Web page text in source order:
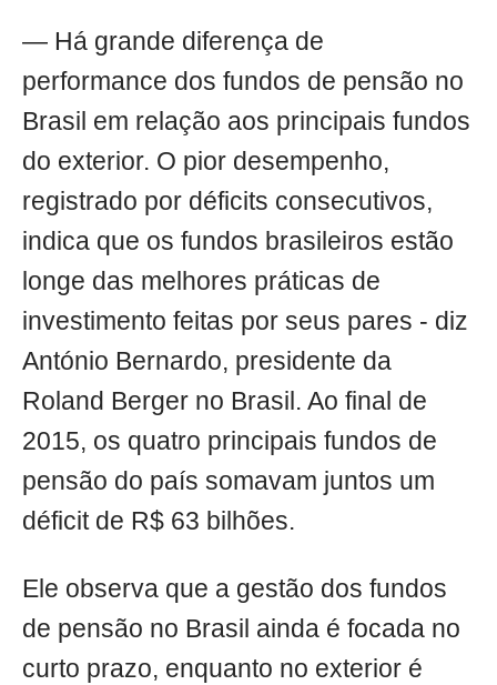
— Há grande diferença de
performance dos fundos de pensão no
Brasil em relação aos principais fundos
do exterior. O pior desempenho,
registrado por déficits consecutivos,
indica que os fundos brasileiros estão
longe das melhores práticas de
investimento feitas por seus pares - diz
António Bernardo, presidente da
Roland Berger no Brasil. Ao final de
2015, os quatro principais fundos de
pensão do país somavam juntos um
déficit de R$ 63 bilhões.
Ele observa que a gestão dos fundos
de pensão no Brasil ainda é focada no
curto prazo, enquanto no exterior é